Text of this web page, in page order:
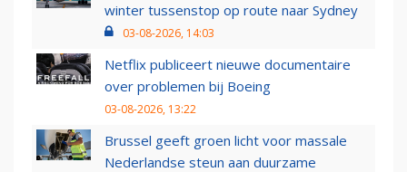
winter tussenstop op route naar Sydney
03-08-2026, 14:03
Netflix publiceert nieuwe documentaire
over problemen bij Boeing
03-08-2026, 13:22
Brussel geeft groen licht voor massale
Nederlandse steun aan duurzame